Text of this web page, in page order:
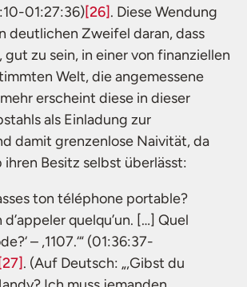
01:27:36)[26]. Diese Wendung
deutlichen Zweifel daran, dass
gut zu sein, in einer von finanziellen
Welt, die angemessene
erscheint diese in dieser
als Einladung zur
damit grenzenlose Naivität, da
ihren Besitz selbst überlässt:
ton téléphone portable?
d’appeler quelqu’un. […] Quel
– ,1107.‘“ (01:36:37-
[27]. (Auf Deutsch: „,Gibst du